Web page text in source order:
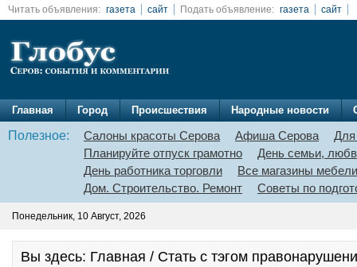
Читать объявления: газета сайт Подать объявление: газета сайт
Главная Город Происшествия Народные новости
Полезное: Салоны красоты Серова Афиша Серова
Для
Планируйте отпуск грамотно
День семьи,
День работника торговли
Все магазины мебели
Дом. Строительство. Ремонт
Советы по
Понедельник, 10 Август, 2026
Вы здесь: Главная / Стать с тэгом